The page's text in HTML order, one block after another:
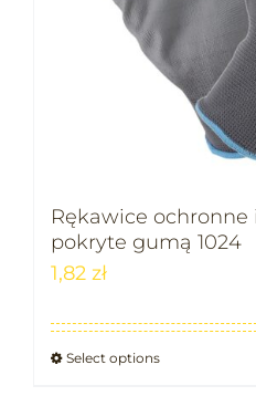
Rękawice
pokryte gumą 1024
1,82 zł
Select options